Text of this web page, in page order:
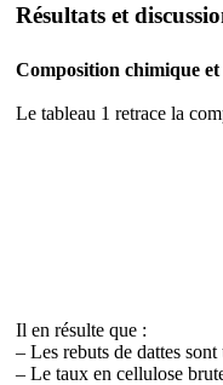
Résultats et
Composition chimique et
Le tableau 1 retrace la
Il en résulte que :
– Les rebuts de dattes
– Le taux en cellulose